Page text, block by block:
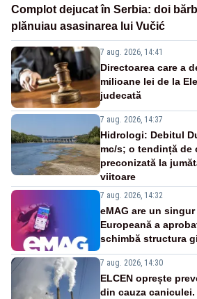
Complot dejucat în Serbia: doi
plănuiau asasinarea lui Vučić
7 aug. 2026, 14:41
Directoarea care a
milioane lei de la
judecată
7 aug. 2026, 14:37
Hidrologi: Debitul
mc/s; o tendință de
preconizată la
viitoare
7 aug. 2026, 14:32
eMAG are un
Europeană a
schimbă structura
7 aug. 2026, 14:30
ELCEN oprește
din cauza caniculei.